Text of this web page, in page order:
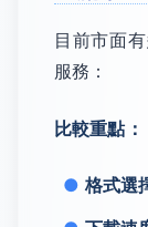
目前市面
服務：
比較重點：
格式選